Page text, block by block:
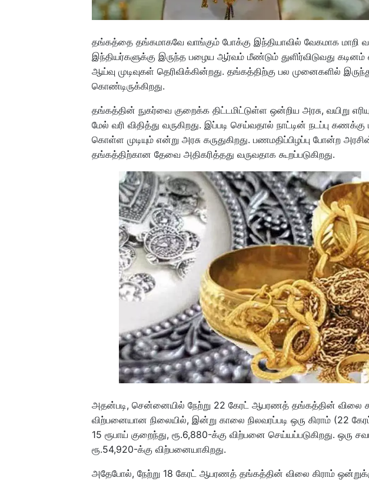
தங்கத்தை தங்கமாகவே வாங்கும் போக்கு இந்தியாவில் வேகமாக மாறி
இந்தியர்களுக்கு இருந்த பழைய ஆர்வம் மீண்டும் துளிர்விடுவது
ஆய்வு முடிவுகள் தெரிவிக்கின்றது. தங்கத்திற்கு பல முனைகளில்
கொண்டிருக்கிறது.
தங்கத்தின் நுகர்வை குறைக்க திட்டமிட்டுள்ள ஒன்றிய அரசு, வயிறு
மேல் வரி விதித்து வருகிறது. இப்படி செய்வதால் நாட்டின் நடப்பு
கொள்ள முடியும் என்று அரசு கருதுகிறது. பணமதிப்பிழப்பு போன்ற
தங்கத்திற்கான தேவை அதிகரித்தது வருவதாக கூறப்படுகிறது.
அதன்படி, சென்னையில் நேற்று 22 கேரட் ஆபரணத் தங்கத்தின் விலை
விற்பனையான நிலையில், இன்று காலை நிலவரப்படி ஒரு கிராம் (22
15 ரூபாய் குறைந்து, ரூ.6,880-க்கு விற்பனை செய்யப்படுகிறது. ஒரு
ரூ.54,920-க்கு விற்பனையாகிறது.
அதேபோல், நேற்று 18 கேரட் ஆபரணத் தங்கத்தின் விலை கிராம்